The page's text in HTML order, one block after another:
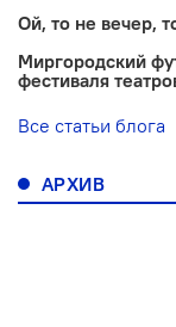
Ой, то не вечер,
Миргородский
фестиваля
Все статьи блога
АРХИВ